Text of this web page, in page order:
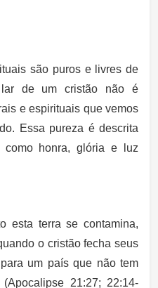
são puros e livres de
lar de um cristão não é
e espirituais que vemos
Essa pureza é descrita
como honra, glória e luz
esta terra se contamina,
o cristão fecha seus
um país que não tem
21:27; 22:14-